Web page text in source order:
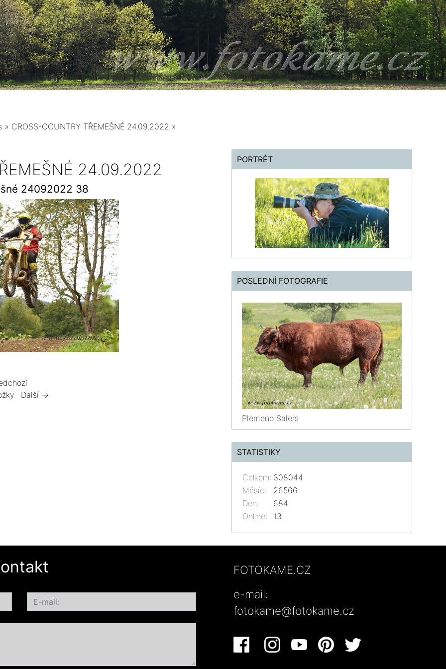
» CROSS-COUNTRY TŘEMEŠNÉ 24.09.2022 »
24.09.2022
24092022 38
Další →
PORTRÉT
POSLEDNÍ FOTOGRAFIE
Plemeno Salers
STATISTIKY
Online: 13
Celkem: 308044
Měsíc:
26566
Den:
684
FOTOKAME.CZ
e-mail:
fotokame@fotokame.cz